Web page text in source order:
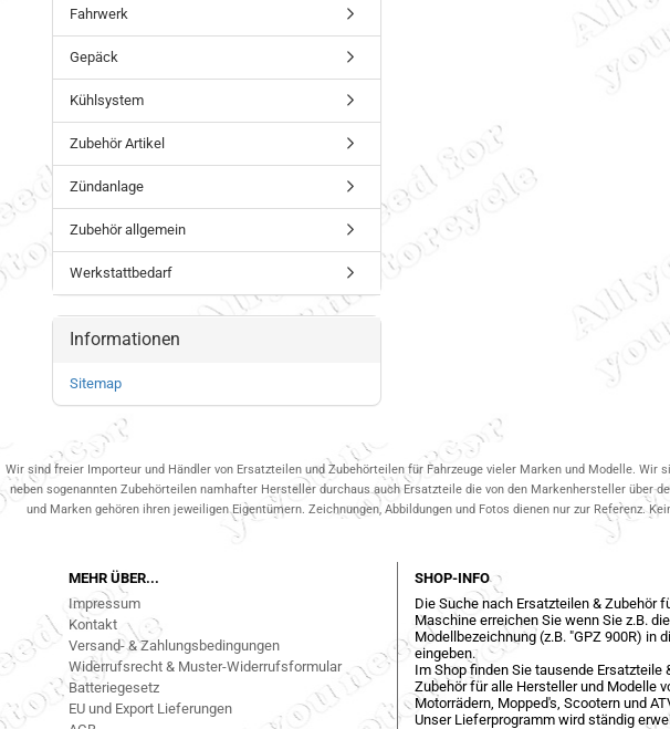
Fahrwerk
Gepäck
Kühlsystem
Zubehör Artikel
Zündanlage
Zubehör allgemein
Werkstattbedarf
Informationen
Sitemap
Wir sind freier Importeur und Händler von Ersatzteilen und Zubehörteilen für Fahrzeuge vieler Marken und Modelle.
neben sogenannten Zubehörteilen namhafter Hersteller durchaus auch Ersatzteile die von den Markenhersteller über
und Marken gehören ihren jeweiligen Eigentümern. Zeichnungen, Abbildungen und Fotos dienen nur zur
MEHR ÜBER...
Impressum
Kontakt
Versand- & Zahlungsbedingungen
Widerrufsrecht & Muster-Widerrufsformular
Batteriegesetz
EU und Export Lieferungen
SHOP-INFO
Die Suche nach Ersatzteilen & Zubehör
Maschine erreichen Sie wenn Sie z.B. die
Modellbezeichnung (z.B. "GPZ 900R) in
eingeben.
Im Shop finden Sie tausende Ersatzteile
Zubehör für alle Hersteller und Modelle
Motorrädern, Mopped's, Scootern und
Unser Lieferprogramm wird ständig